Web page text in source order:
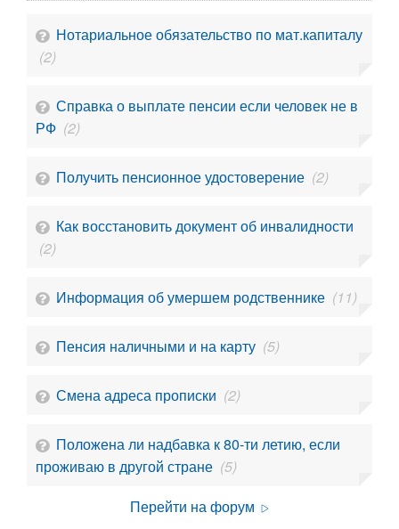
Нотариальное обязательство по мат.капиталу
(2)
Справка о выплате пенсии если человек не в
РФ (2)
Получить пенсионное удостоверение (2)
Как восстановить документ об инвалидности
(2)
Информация об умершем родственнике (11)
Пенсия наличными и на карту (5)
Смена адреса прописки (2)
Положена ли надбавка к 80-ти летию, если
проживаю в другой стране (5)
Перейти на форум